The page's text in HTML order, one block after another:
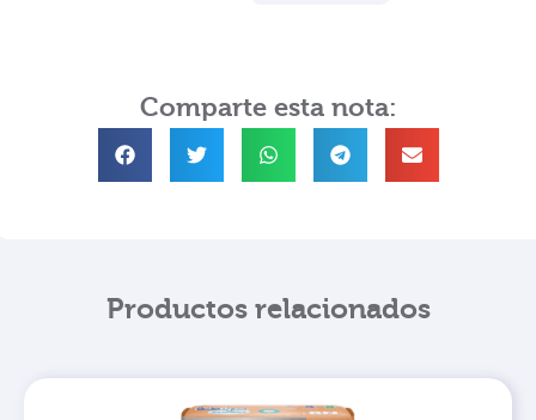
Comparte esta nota:
Productos relacionados